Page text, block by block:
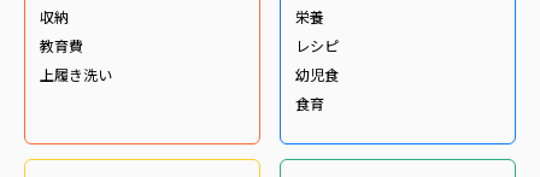
収納
教育費
上履き洗い
栄養
レシピ
幼児食
食育